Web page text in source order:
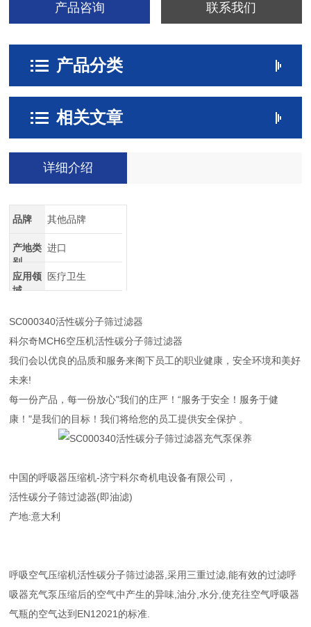
产品咨询 联系我们
产品分类
相关文章
详细介绍
品牌 其他品牌
产地类
别
进口
应用领
域
医疗卫生
SC000340活性碳分子筛过滤器
科尔奇MCH6空压机活性碳分子筛过滤器
我们会以优良的品质和服务来阁下员工的职业健康，安全环境和美好
未来!
每一份产品，每一份放心"我们的庄严！“服务于安全！服务于健
康！"是我们的目标！我们将给您的员工提供安全保护 。
中国的呼吸器压缩机-济宁科尔奇机电设备有限公司，
活性碳分子筛过滤器(即油滤)
产地:意大利
呼吸空气压缩机活性碳分子筛过滤器,采用三重过滤,能有效的过滤呼
吸器充气泵压缩后的空气中产生的异味,油分,水分,使充往空气呼吸器
气瓶的空气达到EN12021的标准.